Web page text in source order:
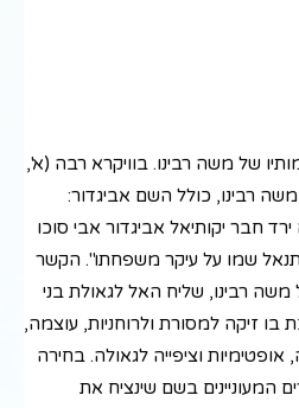
של משה רבינו. בוויקרא רבה (א',
רבינו, כולל השם אביגדור:
חבר יקותיאל אביגדור אבי סוכו
שמו על עיקר משפחתו". הקשר
רבינו, שליח האל לגאולת בני
זיקה למסורת ולרוחניות, עוצמה,
אופטימיות וציפייה לגאולה. בחירה
המעוניינים בשם שינציח את